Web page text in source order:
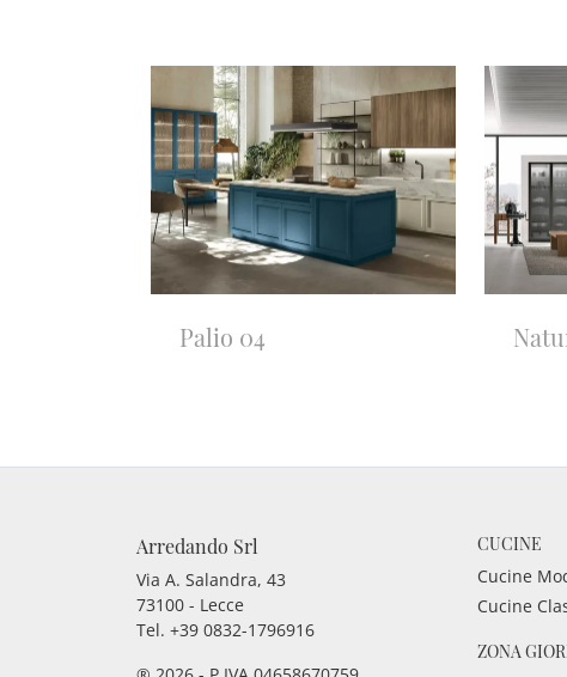
Palio 04
Arredando Srl
Via A. Salandra, 43
73100 - Lecce
Tel. +39 0832-1796916
CUCINE
Cucine
Cucine
ZONA